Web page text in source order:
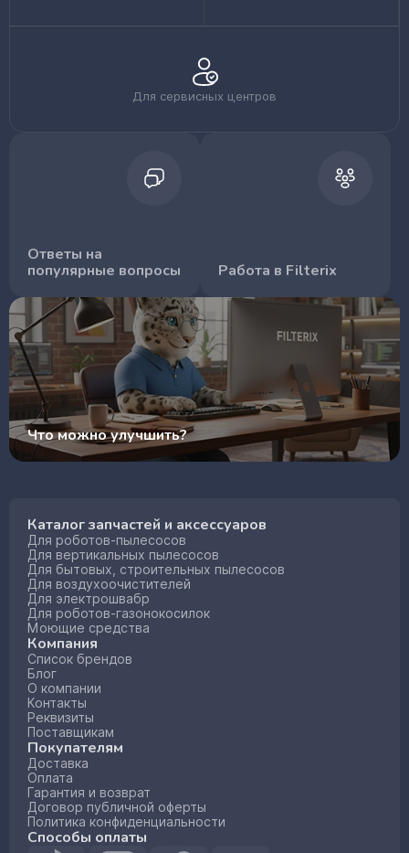
Для сервисных центров
Ответы на
популярные вопросы
Работа в Filterix
Что можно улучшить?
Каталог запчастей и аксессуаров
Для роботов-пылесосов
Для вертикальных пылесосов
Для бытовых, строительных пылесосов
Для воздухоочистителей
Для электрошвабр
Для роботов-газонокосилок
Моющие средства
Компания
Список брендов
Блог
О компании
Контакты
Реквизиты
Поставщикам
Покупателям
Доставка
Оплата
Гарантия и возврат
Договор публичной оферты
Политика конфиденциальности
Способы оплаты